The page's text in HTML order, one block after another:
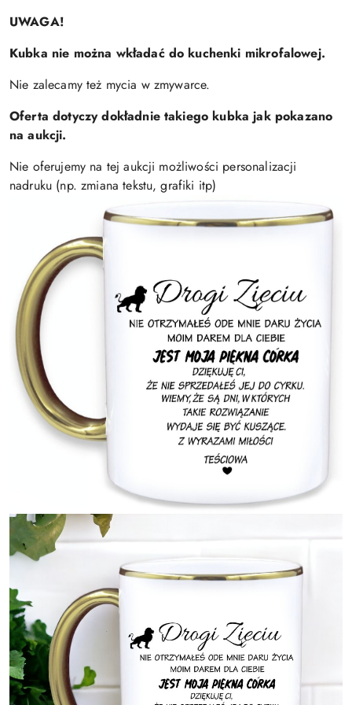
UWAGA!
Kubka nie można wkładać do kuchenki mikrofalowej.
Nie zalecamy też mycia w zmywarce.
Oferta dotyczy dokładnie takiego kubka jak pokazano
na aukcji.
Nie oferujemy na tej aukcji możliwości personalizacji
nadruku (np. zmiana tekstu, grafiki itp)